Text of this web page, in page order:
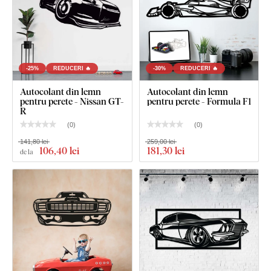
-25% REDUCERI 🔥
Autocolant din lemn
pentru perete - Nissan GT-
R
(0)
de la 106,40 lei
141,80 lei
-30% REDUCERI 🔥
Autocolant din lemn
pentru perete - Formula F1
(0)
181,30 lei
259,00 lei